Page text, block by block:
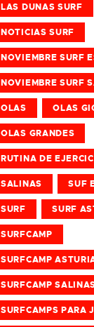
LAS DUNAS SURF
NOTICIAS SURF
NOVIEMBRE SURF
NOVIEMBRE SURF
OLAS OLAS
OLAS GRANDES
RUTINA DE
SALINAS SUF
SURF SURF
SURFCAMP
SURFCAMP
SURFCAMP
SURFCAMPS PARA